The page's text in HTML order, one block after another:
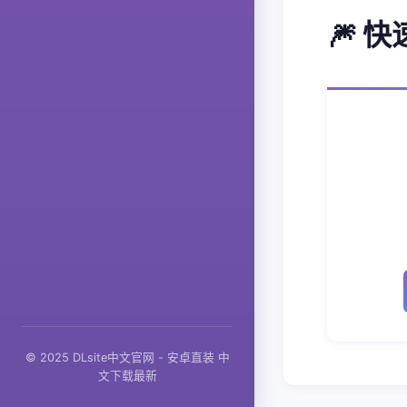
© 2025 DLsite中文官网 - 安卓直装 中
文下载最新
🎆 快